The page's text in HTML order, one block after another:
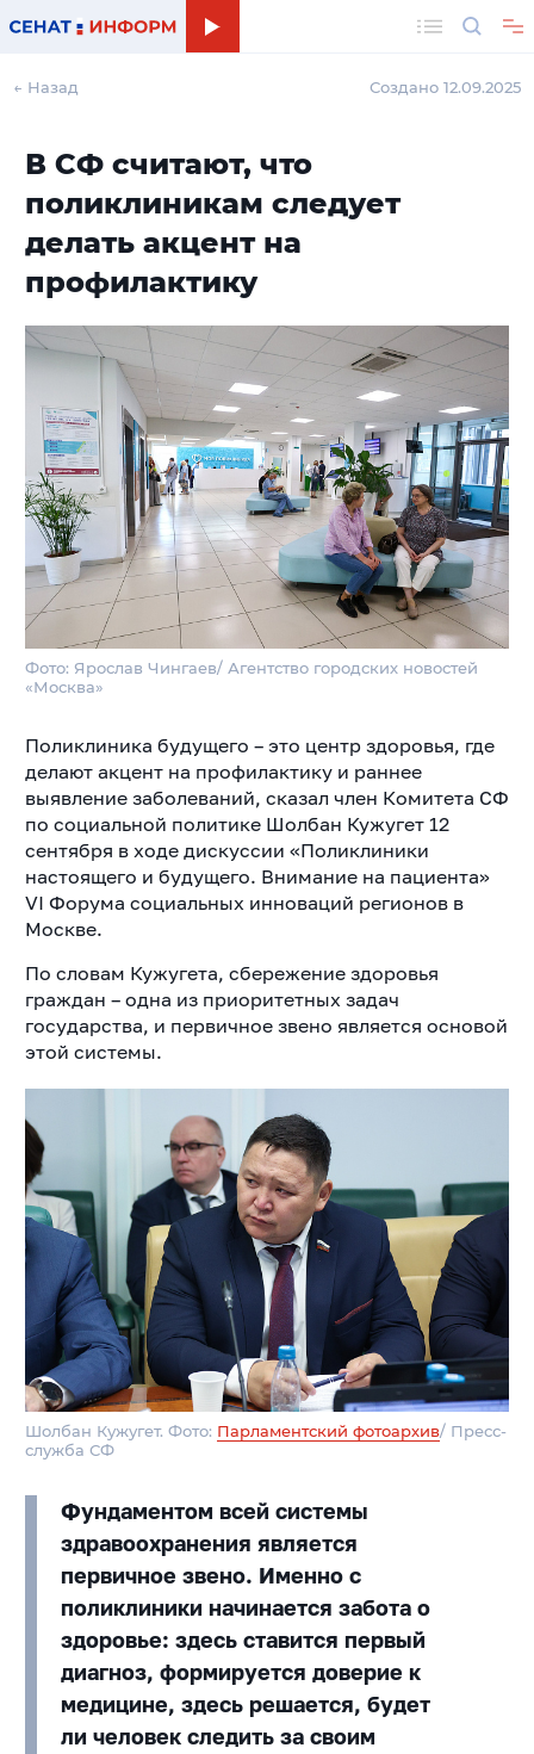
← Назад Создано 12.09.2025
В СФ считают, что
поликлиникам следует
делать акцент на
профилактику
Фото: Ярослав Чингаев/ Агентство городских новостей
«Москва»
Поликлиника будущего – это центр здоровья, где
делают акцент на профилактику и раннее
выявление заболеваний, сказал член Комитета СФ
по социальной политике Шолбан Кужугет 12
сентября в ходе дискуссии «Поликлиники
настоящего и будущего. Внимание на пациента»
VI Форума социальных инноваций регионов в
Москве.
По словам Кужугета, сбережение здоровья
граждан – одна из приоритетных задач
государства, и первичное звено является основой
этой системы.
Шолбан Кужугет. Фото: Парламентский фотоархив/ Пресс-
служба СФ
Фундаментом всей системы
здравоохранения является
первичное звено. Именно с
поликлиники начинается забота о
здоровье: здесь ставится первый
диагноз, формируется доверие к
медицине, здесь решается, будет
ли человек следить за своим